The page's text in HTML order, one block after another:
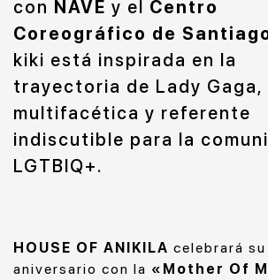
con NAVE y el Centro
Coreográfico de
kiki está inspirada en la
trayectoria de Lady
multifacética y referente
indiscutible para la
LGTBIQ+.
HOUSE OF ANIKILA celebrará
aniversario con la «Mother Of